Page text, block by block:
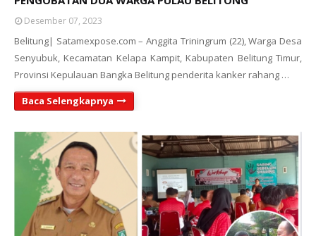
Desember 07, 2023
Belitung| Satamexpose.com – Anggita Triningrum (22), Warga Desa
Senyubuk, Kecamatan Kelapa Kampit, Kabupaten Belitung Timur,
Provinsi Kepulauan Bangka Belitung penderita kanker rahang …
Baca Selengkapnya